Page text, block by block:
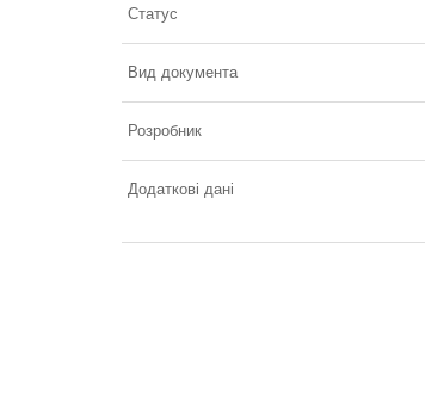
Статус
Вид документа
Розробник
Додаткові дані